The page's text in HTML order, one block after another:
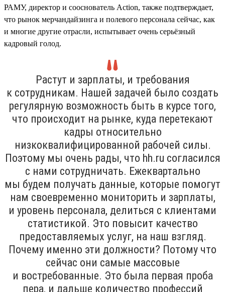
РАМУ, директор и сооснователь Action, также подтверждает,
что рынок мерчандайзинга и полевого персонала сейчас, как
и многие другие отрасли, испытывает очень серьёзный
кадровый голод.
Растут и зарплаты, и требования
к сотрудникам. Нашей задачей было создать
регулярную возможность быть в курсе того,
что происходит на рынке, куда перетекают
кадры относительно
низкоквалифицированной рабочей силы.
Поэтому мы очень рады, что hh.ru согласился
с нами сотрудничать. Ежеквартально
мы будем получать данные, которые помогут
нам своевременно мониторить и зарплаты,
и уровень персонала, делиться с клиентами
статистикой. Это повысит качество
предоставляемых услуг, на наш взгляд.
Почему именно эти должности? Потому что
сейчас они самые массовые
и востребованные. Это была первая проба
пера, и дальше количество профессий